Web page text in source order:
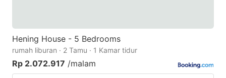
Hening House - 5 Bedrooms
rumah liburan · 2 Tamu · 1 Kamar tidur
Rp 2.072.917 /malam